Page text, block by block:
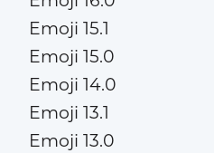
Emoji 15.1
Emoji 15.0
Emoji 14.0
Emoji 13.1
Emoji 13.0